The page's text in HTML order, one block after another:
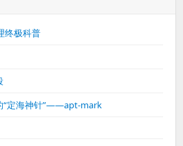
终极科普
“定海神针”——apt-mark